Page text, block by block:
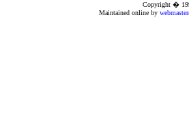
Copyright �
Maintained online by